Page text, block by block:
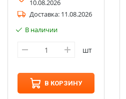
10.08.2026
Доставка: 11.08.2026
В наличии
шт
В КОРЗИНУ